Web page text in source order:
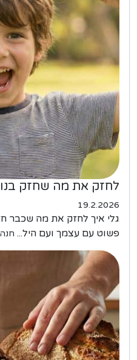
לחזק את מה שחזק בנו
19.2.2026
גלי איך לחזק את מה שכבר
פשוט עם עצמך ועם היל...